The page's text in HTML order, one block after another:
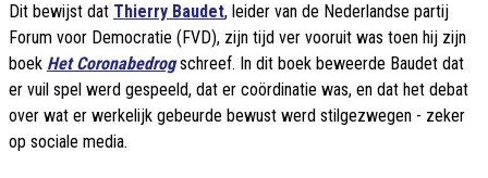
Dit bewijst dat Thierry Baudet, leider van de Nederlandse partij
Forum voor Democratie (FVD), zijn tijd ver vooruit was toen hij zijn
boek Het Coronabedrogschreef. In dit boek beweerde Baudet dat
er vuil spel werd gespeeld, dat er coördinatie was, en dat het debat
over wat er werkelijk gebeurde bewust werd stilgezwegen - zeker
op sociale media.